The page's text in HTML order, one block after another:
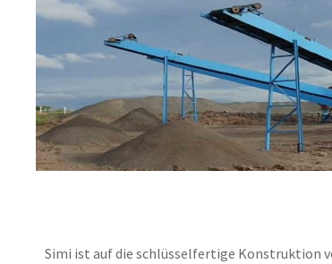
Simi ist auf die schlüsselfertige Konstruktion